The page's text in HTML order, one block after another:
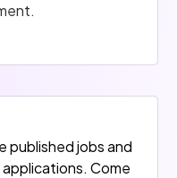
published jobs and
Come